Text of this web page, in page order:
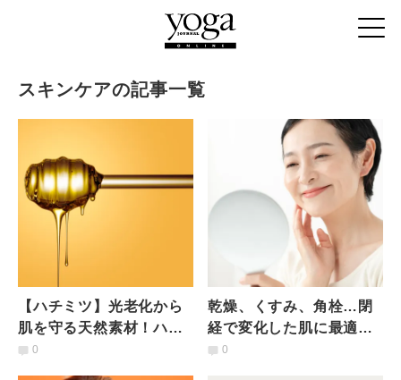
スキンケアの記事一覧
【ハチミツ】光老化から
肌を守る天然素材！ハチ
ミツの「肌幹細胞」を守
0
乾燥、くすみ、角栓…閉
経で変化した肌に最適な
ケアとは？皮膚科専門医
0